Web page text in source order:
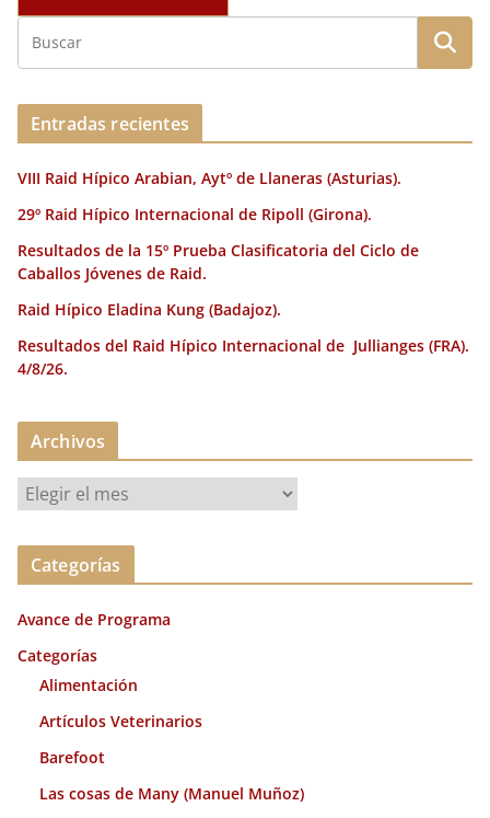
Entradas recientes
VIII Raid Hípico Arabian, Aytº de Llaneras (Asturias).
29º Raid Hípico Internacional de Ripoll (Girona).
Resultados de la 15º Prueba Clasificatoria del Ciclo de
Caballos Jóvenes de Raid.
Raid Hípico Eladina Kung (Badajoz).
Resultados del Raid Hípico Internacional de Jullianges (FRA).
4/8/26.
Archivos
c
v
o
Categorías
Avance de Programa
Categorías
Alimentación
Artículos Veterinarios
Barefoot
Las cosas de Many (Manuel Muñoz)